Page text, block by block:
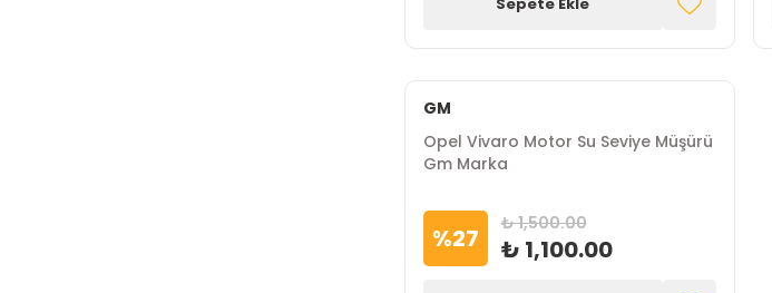
GM
Opel Vivaro Motor Su Seviye Müşürü
Gm Marka
%27 ₺ 1,500.00
₺ 1,100.00